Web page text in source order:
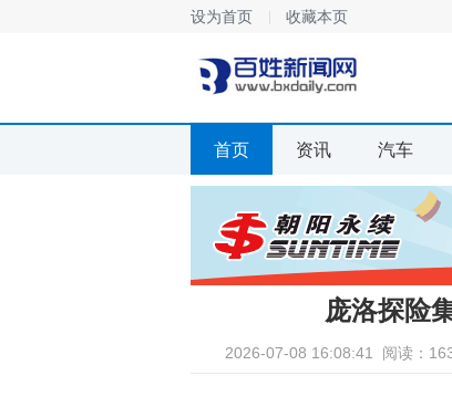
设为首页 收藏本页
首页 资讯 汽车
庞洛探险
2026-07-08 16:08:41 阅读：